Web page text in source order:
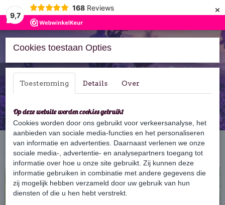
9,7
168 Reviews ×
Inloggen Registreren
Home › Cadeaus & Geschenksets › Kleine attenties › Bedankje voor de
juf of meester
Cookies toestaan Opties
Toestemming Details Over
Op deze website worden cookies gebruikt
Cookies worden door ons gebruikt voor verkeersanalyse, het
aanbieden van sociale media-functies en het personaliseren
van informatie en advertenties. Daarnaast verlenen we onze
sociale media-, advertentie- en analysepartners toegang tot
informatie over hoe u onze site gebruikt. Zij kunnen deze
informatie gebruiken in combinatie met andere gegevens die
zij mogelijk hebben verzameld door uw gebruik van hun
diensten of die u hen hebt verstrekt.